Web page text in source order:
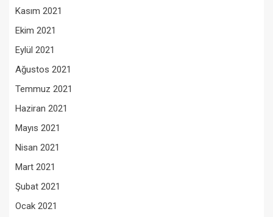
Kasım 2021
Ekim 2021
Eylül 2021
Ağustos 2021
Temmuz 2021
Haziran 2021
Mayıs 2021
Nisan 2021
Mart 2021
Şubat 2021
Ocak 2021